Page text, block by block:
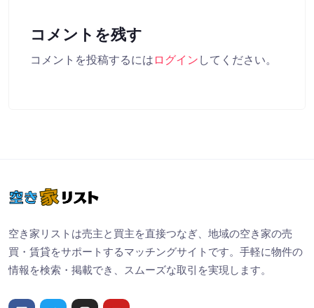
コメントを残す
コメントを投稿するには ログイン してください。
空き家リストは売主と買主を直接つなぎ、地域の空き家の売
買・賃貸をサポートするマッチングサイトです。手軽に物件の
情報を検索・掲載でき、スムーズな取引を実現します。